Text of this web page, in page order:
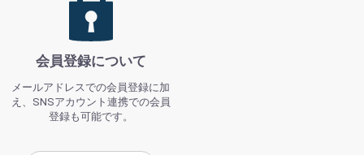
会員登録について
メールアドレスでの会員登録に加
え、SNSアカウント連携での会員
登録も可能です。